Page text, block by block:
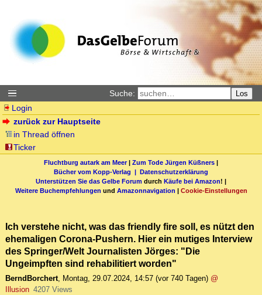
Suche: Los
Login
zurück zur Hauptseite
in Thread öffnen
Ticker
Fluchtburg autark am Meer| Zum Tode Jürgen Küßners |
Bücher vom Kopp-Verlag | Datenschutzerklärung
Unterstützen Sie das Gelbe Forum durch Käufe bei Amazon! |
Weitere Buchempfehlungen und Amazonnavigation | Cookie-Einstellungen
Ich verstehe nicht, was das friendly fire soll, es nützt den
ehemaligen Corona-Pushern. Hier ein mutiges Interview
des Springer/Welt Journalisten Jörges: "Die
Ungeimpften sind rehabilitiert worden"
BerndBorchert, Montag, 29.07.2024, 14:57 (vor 740 Tagen) @
Illusion 4207 Views